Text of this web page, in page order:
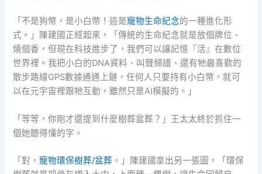
「不是狗幣，是小白幣！這是寵物生命紀念的一種進化形
式。」陳建國正經起來，「傳統的生命紀念就是放個牌位、
燒個香，但現在科技進步了，我們可以讓記憶『活』在數位
世界裡。我把小白的DNA資料、叫聲頻譜、還有牠最喜歡的
散步路線GPS數據通通上鏈，任何人只要持有小白幣，就可
以在元宇宙裡跟牠互動，雖然只是AI模擬的。」
「等等，你剛才還提到什麼樹葬盆葬？」王太太終於抓住一
個她聽得懂的字。
「對，寵物環保樹葬/盆葬 。」陳建國拿出另一張圖，「環保